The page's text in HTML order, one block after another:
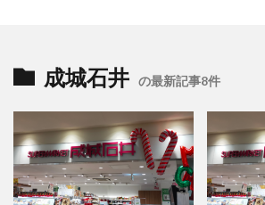
成城石井 の最新記事8件